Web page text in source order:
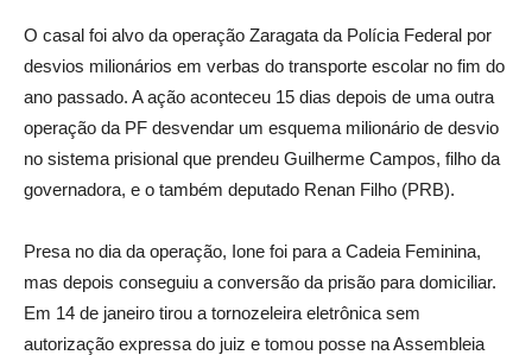
O casal foi alvo da operação Zaragata da Polícia Federal por
desvios milionários em verbas do transporte escolar no fim do
ano passado. A ação aconteceu 15 dias depois de uma outra
operação da PF desvendar um esquema milionário de desvio
no sistema prisional que prendeu Guilherme Campos, filho da
governadora, e o também deputado Renan Filho (PRB).
Presa no dia da operação, Ione foi para a Cadeia Feminina,
mas depois conseguiu a conversão da prisão para domiciliar.
Em 14 de janeiro tirou a tornozeleira eletrônica sem
autorização expressa do juiz e tomou posse na Assembleia